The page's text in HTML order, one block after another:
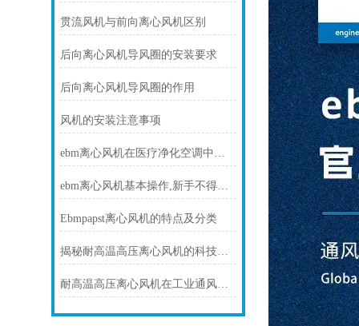
贯流风机与前向离心风机区别
后向离心风机导风圈的安装要求
后向离心风机导风圈的作用
风机的安装注意事项
ebm离心风机在医疗净化空调中的静音与洁净优势
ebm离心风机基本操作,新手不得不看
Ebmpapst离心风机的特点及分类
揭秘耐高温高压离心风机的科技力量！
耐高温高压离心风机在工业通风方面发挥着重要作用